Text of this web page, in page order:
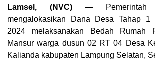
Lamsel, (NVC) — Pemerintah
mengalokasikan Dana Desa Tahap 1
2024 melaksanakan Bedah Rumah
Mansur warga dusun 02 RT 04 Desa
Kalianda kabupaten Lampung Selatan,